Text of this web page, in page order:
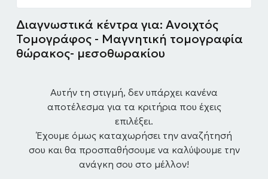
Διαγνωστικά κέντρα για: Ανοιχτός
Τομογράφος - Μαγνητική τομογραφία
θώρακος- μεσοθωρακίου
Αυτήν τη στιγμή, δεν υπάρχει κανένα
αποτέλεσμα για τα κριτήρια που έχεις
επιλέξει.
Έχουμε όμως καταχωρήσει την αναζήτησή
σου και θα προσπαθήσουμε να καλύψουμε την
ανάγκη σου στο μέλλον!